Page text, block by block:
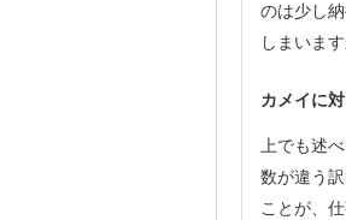
のは少し
しまいま
カメイに
上でも述
数が違う
ことが、